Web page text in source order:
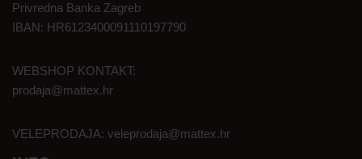
Privredna Banka Zagreb
IBAN: HR6123400091110197790
WEBSHOP KONTAKT:
prodaja@mattex.hr
VELEPRODAJA: veleprodaja@mattex.hr